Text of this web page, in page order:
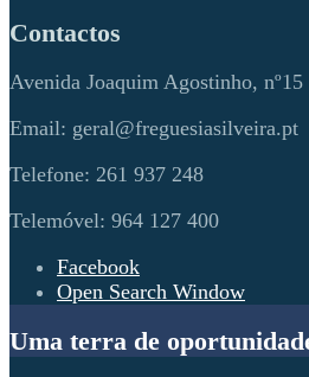
Contactos
Avenida Joaquim Agostinho,
Email: geral@freguesiasilveira.pt
Telefone: 261 937 248
Telemóvel: 964 127 400
Facebook
Open Search Window
Uma terra de